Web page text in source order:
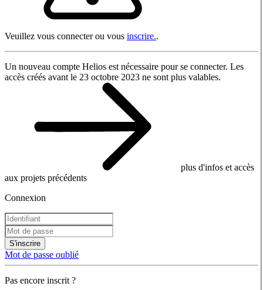
Veuillez vous connecter ou vous inscrire..
Un nouveau compte Helios est nécessaire pour se connecter. Les
accès créés avant le 23 octobre 2023 ne sont plus valables.
plus d'infos et accès
aux projets précédents
Connexion
S'inscrire
Mot de passe oublié
Pas encore inscrit ?